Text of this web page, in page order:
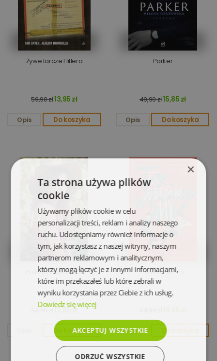
Żywe tarcze Hitlera
59,90 zł13,95 zł
Opis Do koszyka
Parker
49,90 zł15,85 zł
Opis Do koszyka
Prawdy i tajemnice
34,90 zł12,85 zł
Do koszyka
To właśnie my
Opis Do koszyka
×
Ta strona używa plików
cookie
Używamy plików cookie w celu
personalizacji treści, reklam i analizy naszego
ruchu. Udostępniamy również informacje o
tym, jak korzystasz z naszej witryny, naszym
partnerom reklamowym i analitycznym,
którzy mogą łączyć je z innymi informacjami,
które im przekazałeś lub które zebrali w
wyniku korzystania przez Ciebie z ich usług.
Dowiedz się więcej
AKCEPTUJ WSZYSTKIE
ODRZUĆ WSZYSTKIE